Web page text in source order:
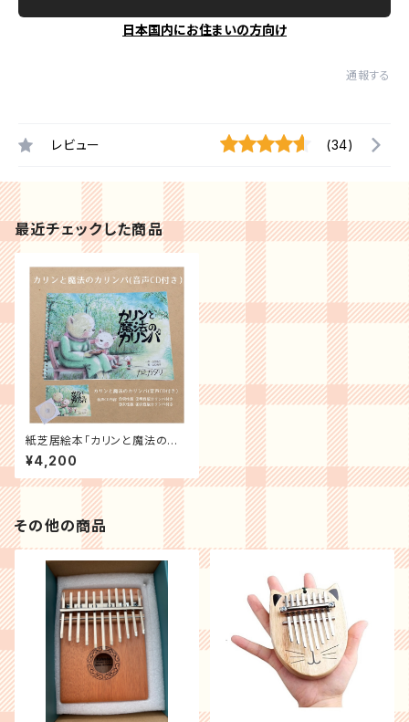
日本国内にお住まいの方向け
通報する
レビュー (34)
最近チェックした商品
紙芝居絵本「カリンと魔法のカリ
ンバ」
¥4,200
その他の商品